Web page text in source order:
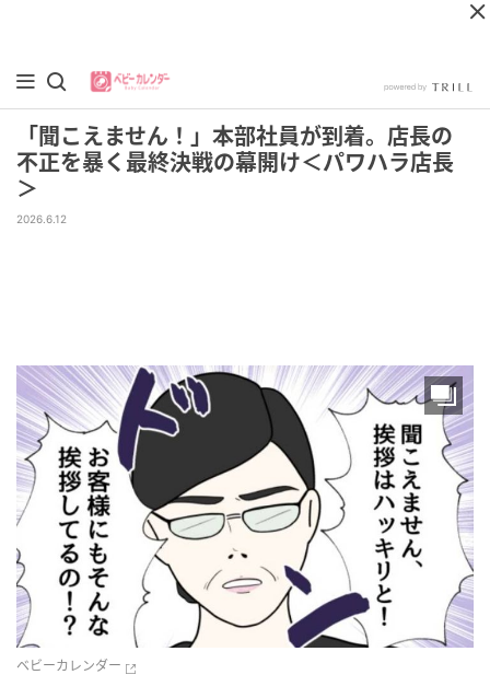
「聞こえません！」本部社員が到着。店長の
不正を暴く最終決戦の幕開け＜パワハラ店長
＞
2026.6.12
ベビーカレンダー